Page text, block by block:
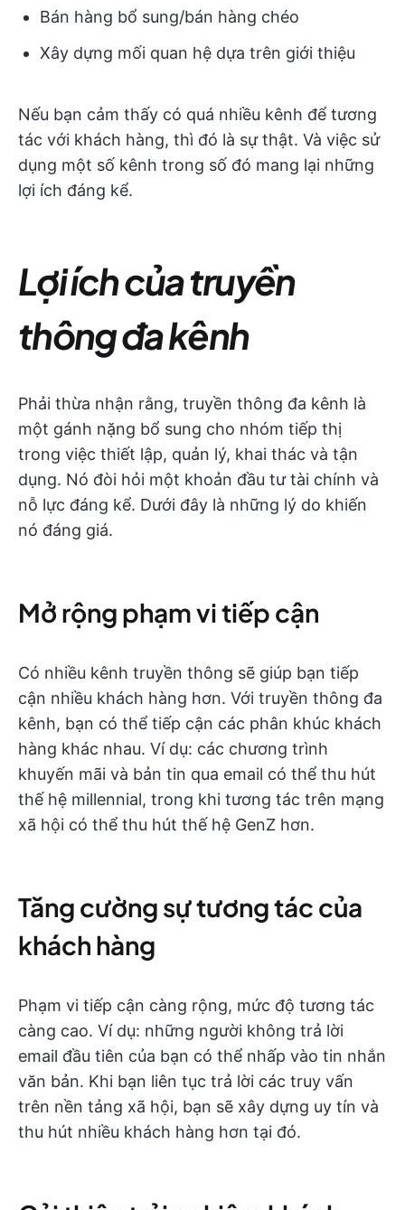
Bán hàng bổ sung/bán hàng chéo
Xây dựng mối quan hệ dựa trên giới thiệu
Nếu bạn cảm thấy có quá nhiều kênh để tương
tác với khách hàng, thì đó là sự thật. Và việc sử
dụng một số kênh trong số đó mang lại những
lợi ích đáng kể.
Lợi ích của truyền
thông đa kênh
Phải thừa nhận rằng, truyền thông đa kênh là
một gánh nặng bổ sung cho nhóm tiếp thị
trong việc thiết lập, quản lý, khai thác và tận
dụng. Nó đòi hỏi một khoản đầu tư tài chính và
nỗ lực đáng kể. Dưới đây là những lý do khiến
nó đáng giá.
Mở rộng phạm vi tiếp cận
Có nhiều kênh truyền thông sẽ giúp bạn tiếp
cận nhiều khách hàng hơn. Với truyền thông đa
kênh, bạn có thể tiếp cận các phân khúc khách
hàng khác nhau. Ví dụ: các chương trình
khuyến mãi và bản tin qua email có thể thu hút
thế hệ millennial, trong khi tương tác trên mạng
xã hội có thể thu hút thế hệ GenZ hơn.
Tăng cường sự tương tác của
khách hàng
Phạm vi tiếp cận càng rộng, mức độ tương tác
càng cao. Ví dụ: những người không trả lời
email đầu tiên của bạn có thể nhấp vào tin nhắn
văn bản. Khi bạn liên tục trả lời các truy vấn
trên nền tảng xã hội, bạn sẽ xây dựng uy tín và
thu hút nhiều khách hàng hơn tại đó.